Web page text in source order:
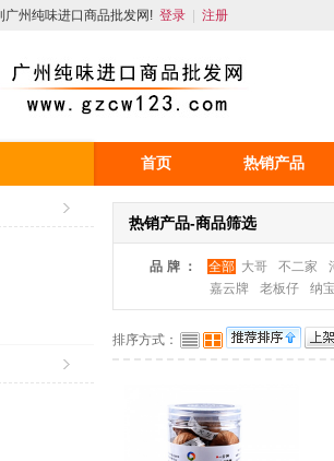
广州纯味进口商品批发网! 登录 注册
首页 热销产品
人才招聘 资讯
热销产品-商品筛选
品牌： 全部 大哥 不二家
嘉云牌
老板仔 纳
排序方式：